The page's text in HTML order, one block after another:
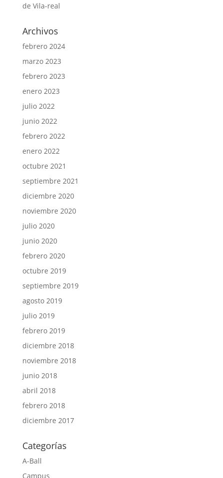
de Vila-real
Archivos
febrero 2024
marzo 2023
febrero 2023
enero 2023
julio 2022
junio 2022
febrero 2022
enero 2022
octubre 2021
septiembre 2021
diciembre 2020
noviembre 2020
julio 2020
junio 2020
febrero 2020
octubre 2019
septiembre 2019
agosto 2019
julio 2019
febrero 2019
diciembre 2018
noviembre 2018
junio 2018
abril 2018
febrero 2018
diciembre 2017
Categorías
A-Ball
Campus